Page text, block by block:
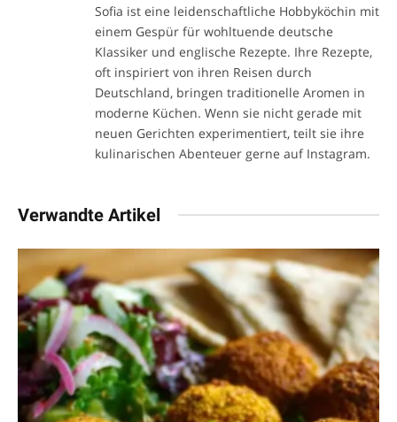
Sofia ist eine leidenschaftliche Hobbyköchin mit
einem Gespür für wohltuende deutsche
Klassiker und englische Rezepte. Ihre Rezepte,
oft inspiriert von ihren Reisen durch
Deutschland, bringen traditionelle Aromen in
moderne Küchen. Wenn sie nicht gerade mit
neuen Gerichten experimentiert, teilt sie ihre
kulinarischen Abenteuer gerne auf Instagram.
Verwandte Artikel